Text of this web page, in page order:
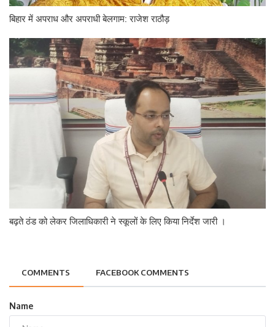
बिहार में अपराध और अपराधी बेलगाम: राजेश राठौड़
बढ़ते ठंड को लेकर जिलाधिकारी ने स्कूलों के लिए किया निर्देश जारी ।
COMMENTS FACEBOOK COMMENTS
Name